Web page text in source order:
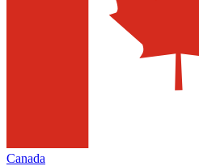
Canada